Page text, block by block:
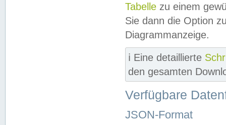
Tabelle zu einem
Sie dann die Option
Diagrammanzeige.
ℹ️ Eine detaillierte
den gesamten
Verfügbare
JSON-Format